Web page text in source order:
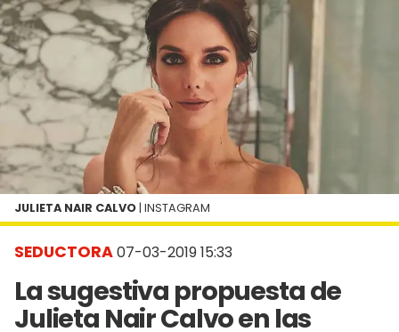
SEDUCTORA07-03-2019 15:33
La sugestiva propuesta de
Julieta Nair Calvo en las
JULIETA NAIR CALVO | INSTAGRAM